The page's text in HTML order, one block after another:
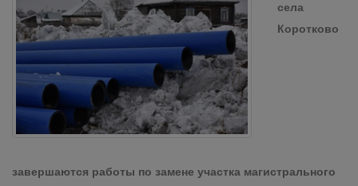
села
Коротково
завершаются работы по замене участка магистрального